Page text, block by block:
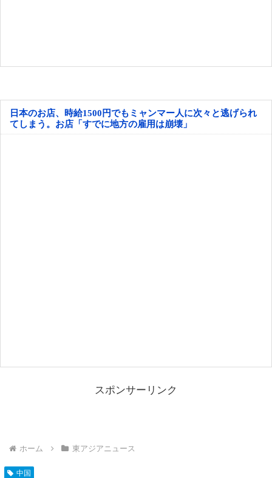
日本のお店、時給1500円でもミャンマー人に次々と逃げられ
てしまう。お店「すでに地方の雇用は崩壊」
スポンサーリンク
ホーム 東アジアニュース
中国